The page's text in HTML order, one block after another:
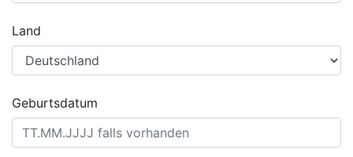
Land
Geburtsdatum